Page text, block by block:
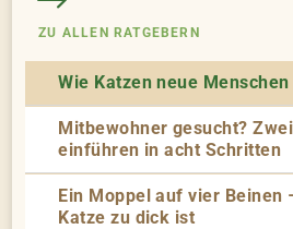
ZU ALLEN RATGEBERN
Wie Katzen neue
Mitbewohner gesucht?
einführen in acht Schritten
Ein Moppel auf vier Beinen
Katze zu dick ist